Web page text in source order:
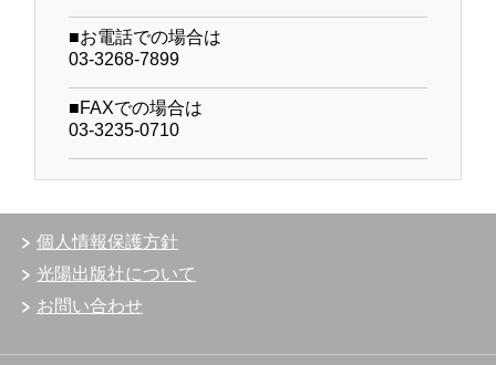
■お電話での場合は
03-3268-7899
■FAXでの場合は
03-3235-0710
個人情報保護方針
光陽出版社について
お問い合わせ